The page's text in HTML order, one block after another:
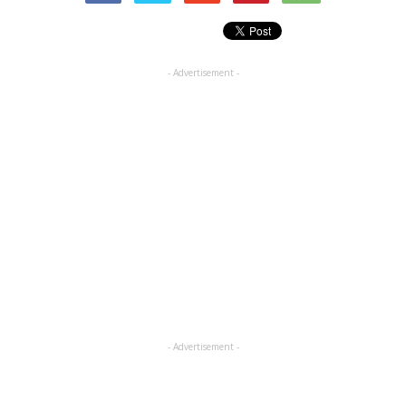
- Advertisement -
- Advertisement -